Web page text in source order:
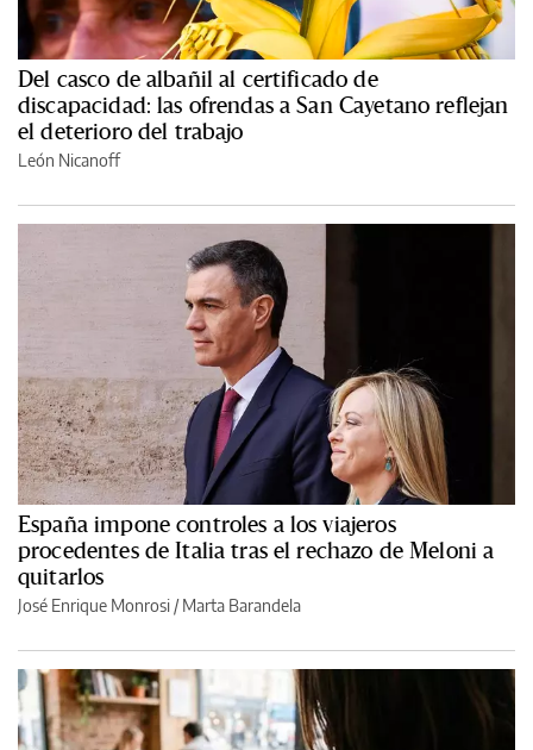
Del casco de albañil al certificado de
discapacidad: las ofrendas a San Cayetano reflejan
el deterioro del trabajo
León Nicanoff
España impone controles a los viajeros
procedentes de Italia tras el rechazo de Meloni a
quitarlos
José Enrique Monrosi / Marta Barandela